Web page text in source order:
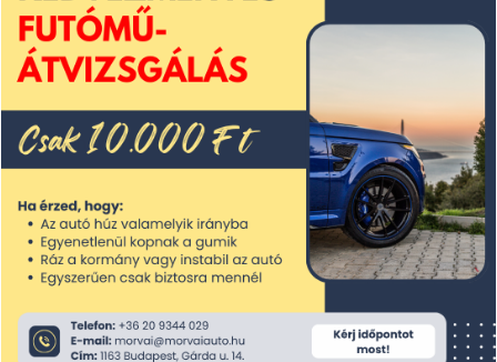
2025. február
2025. január
2024. november
2024. szeptember
2024. augusztus
2024. június